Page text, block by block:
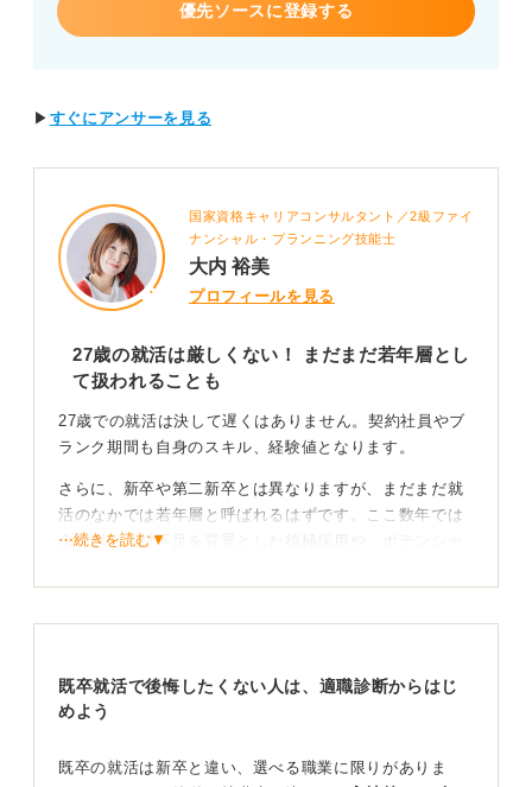
優先ソースに登録する
▶ すぐにアンサーを見る
国家資格キャリアコンサルタント／2級ファイ
ナンシャル・プランニング技能士
大内 裕美
プロフィールを見る
27歳の就活は厳しくない！ まだまだ若年層とし
て扱われることも
27歳での就活は決して遅くはありません。契約社員やブ
ランク期間も自身のスキル、経験値となります。
さらに、新卒や第二新卒とは異なりますが、まだまだ就
活のなかでは若年層と呼ばれるはずです。ここ数年では
企業側の人材不足を背景とした積極採用や、ポテンシャ
社会人経験と挑戦の姿勢が強みになる
27歳の強みとして、社会人の基礎が身に付いているこ
と、責任を持って仕事を進められる年齢であること、新
られます。
⋯続きを読む▼
既卒就活で後悔したくない人は、適職診断からはじ
めよう
既卒の就活は新卒と違い、選べる職業に限りがありま